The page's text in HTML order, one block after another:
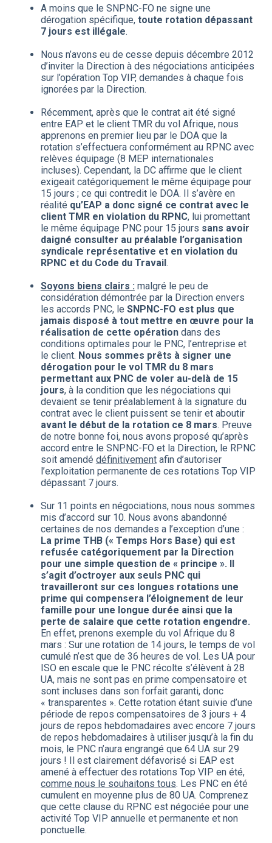
A moins que le SNPNC-FO ne signe une
dérogation spécifique, toute rotation dépassant
7 jours est illégale.
Nous n’avons eu de cesse depuis décembre 2012
d’inviter la Direction à des négociations anticipées
sur l’opération Top VIP, demandes à chaque fois
ignorées par la Direction.
Récemment, après que le contrat ait été signé
entre EAP et le client TMR du vol Afrique, nous
apprenons en premier lieu par le DOA que la
rotation s’effectuera conformément au RPNC avec
relèves équipage (8 MEP internationales
incluses). Cependant, la DC affirme que le client
exigeait catégoriquement le même équipage pour
15 jours ; ce qui contredit le DOA. Il s’avère en
réalité qu’EAP a donc signé ce contrat avec le
client TMR en violation du RPNC, lui promettant
le même équipage PNC pour 15 jours sans avoir
daigné consulter au préalable l’organisation
syndicale représentative et en violation du
RPNC et du Code du Travail.
Soyons biens clairs : malgré le peu de
considération démontrée par la Direction envers
les accords PNC, le SNPNC-FO est plus que
jamais disposé à tout mettre en œuvre pour la
réalisation de cette opérationdans des
conditions optimales pour le PNC, l’entreprise et
le client. Nous sommes prêts à signer une
dérogation pour le vol TMR du 8 mars
permettant aux PNC de voler au-delà de 15
jours, à la condition que les négociations qui
devaient se tenir préalablement à la signature du
contrat avec le client puissent se tenir et aboutir
avant le début de la rotation ce 8 mars. Preuve
de notre bonne foi, nous avons proposé qu’après
accord entre le SNPNC-FO et la Direction, le RPNC
soit amendé définitivementafin d’autoriser
l’exploitation permanente de ces rotations Top VIP
dépassant 7 jours.
Sur 11 points en négociations, nous nous sommes
mis d’accord sur 10. Nous avons abandonné
certaines de nos demandes a l’exception d’une :
La prime THB (« Temps Hors Base) qui est
refusée catégoriquement par la Direction
pour une simple question de « principe ». Il
s’agit d’octroyer aux seuls PNC qui
travailleront sur ces longues rotations une
prime qui compensera l’éloignement de leur
famille pour une longue durée ainsi que la
perte de salaire que cette rotation engendre.
En effet, prenons exemple du vol Afrique du 8
mars : Sur une rotation de 14 jours, le temps de vol
cumulé n’est que de 36 heures de vol. Les UA pour
ISO en escale que le PNC récolte s’élèvent à 28
UA, mais ne sont pas en prime compensatoire et
sont incluses dans son forfait garanti, donc
« transparentes ». Cette rotation étant suivie d’une
période de repos compensatoires de 3 jours + 4
jours de repos hebdomadaires avec encore 7 jours
de repos hebdomadaires à utiliser jusqu’à la fin du
mois, le PNC n’aura engrangé que 64 UA sur 29
jours ! Il est clairement défavorisé si EAP est
amené à effectuer des rotations Top VIP en été,
comme nous le souhaitons tous. Les PNC en été
cumulent en moyenne plus de 80 UA. Comprenez
que cette clause du RPNC est négociée pour une
activité Top VIP annuelle et permanente et non
ponctuelle.